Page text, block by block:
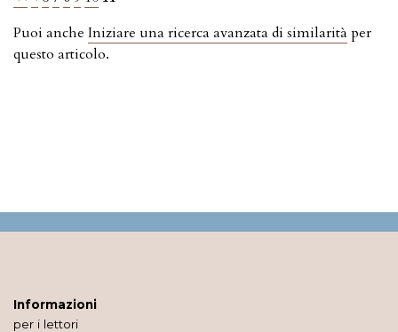
Puoi anche Iniziare una ricerca avanzata di similarità per
questo articolo.
Informazioni
per i lettori